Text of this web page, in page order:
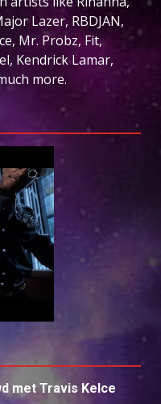
Lazer, RBDJAN,
Mr. Probz, Fit,
Kendrick Lamar,
more.
met Travis Kelce